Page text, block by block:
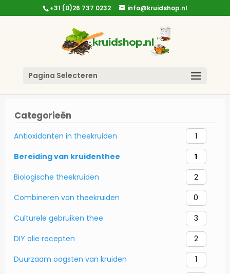
+31 (0)26 737 0232 info@kruidshop.nl
Pagina Selecteren
Categorieën
Antioxidanten in theekruiden 1
Bereiding van kruidenthee 1
Biologische theekruiden 2
Combineren van theekruiden 0
Culturele gebruiken thee 3
DIY olie recepten 2
Duurzaam oogsten van kruiden 1